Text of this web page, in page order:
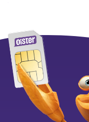
som en samlet
Du har altid 14